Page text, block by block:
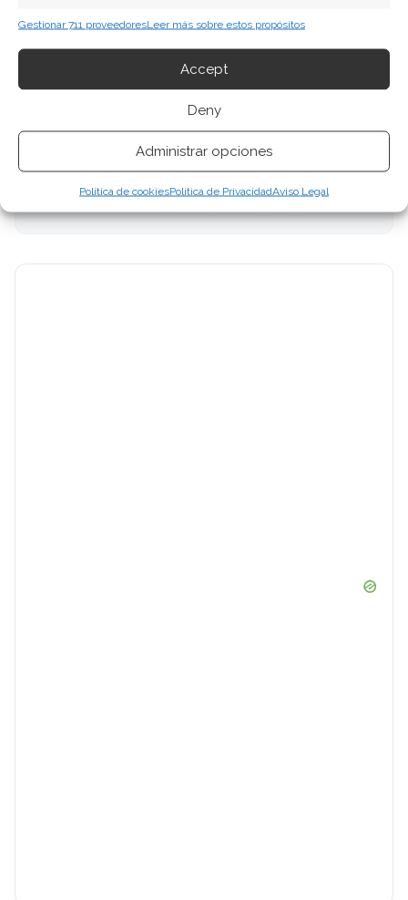
Gestionar 711 proveedoresLeer más sobre estos propósitos
Accept
Deny
Administrar opciones
Política de cookiesPolítica de PrivacidadAviso Legal
Laura Fernández Silva
comercio electrónico y aplicaciones móviles.
del sector tech.
Ver todos los artículos →